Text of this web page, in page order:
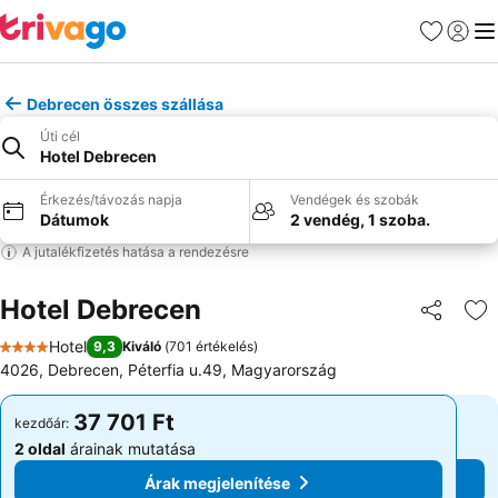
Kedvencek
Debrecen összes szállása
Úti cél
Hotel Debrecen
Érkezés/távozás napja
Dátumok
Vendégek és szobák
2 vendég, 1 szoba.
A jutalékfizetés hatása a rendezésre
Hotel Debrecen
4 Kategória
Hotel 9,3 Kiváló (701 értékelés)
4026, Debrecen, Péterfia u.49, Magyarország
kezdőár: 37 701 Ft
2 oldal árainak mutatása
Árak megjelenítése
kezdőár: 37 701 Ft
2 oldal árainak mutatása
Árak megjelenítése